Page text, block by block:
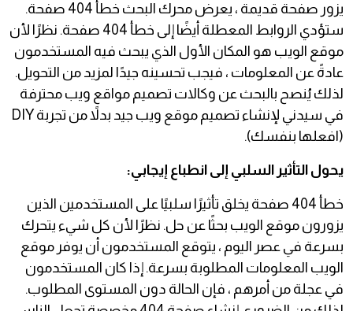
يزور صفحة قديمة ، يعرض محرك البحث خطأ 404 صفحة.
ستؤدي الروابط المعطلة أيضًا إلى خطأ 404 صفحة. نظرًا لأن
موقع الويب هو المكان الأول الذي يبحث فيه المستخدمون
عادةً عن المعلومات ، فيجب تحسينه جيدًا لمزيد من التحويل.
لذلك يُنصح بالبحث عن وكالات تصميم مواقع ويب محترفة
في سيدني لإنشاء تصميم موقع ويب جيد بدلاً من تجربة DIY
(افعلها بنفسك).
يحول التأثير السلبي إلى انطباع إيجابي:
خطأ 404 صفحة يخلق تأثيرًا سلبيًا على المستخدمين الذين
يزورون موقع الويب بحثًا عن حل. نظرًا لأن كل شيء يتحرك
بسرعة في عصر اليوم ، يتوقع المستخدمون أن يوفر موقع
الويب المعلومات المطلوبة بسرعة. إذا كان المستخدمون
في عجلة من أمرهم ، فإن الحالة دون المستوى المطلوب.